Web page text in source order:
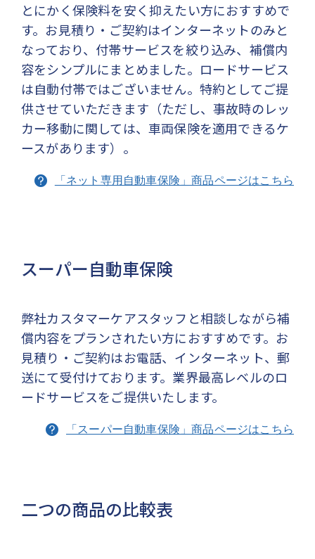
とにかく保険料を安く抑えたい方におすすめで
す。お見積り・ご契約はインターネットのみと
なっており、付帯サービスを絞り込み、補償内
容をシンプルにまとめました。ロードサービス
は自動付帯ではございません。特約としてご提
供させていただきます（ただし、事故時のレッ
カー移動に関しては、車両保険を適用できるケ
ースがあります）。
「ネット専用自動車保険」商品ページはこちら
スーパー自動車保険
弊社カスタマーケアスタッフと相談しながら補
償内容をプランされたい方におすすめです。お
見積り・ご契約はお電話、インターネット、郵
送にて受付けております。業界最高レベルのロ
ードサービスをご提供いたします。
「スーパー自動車保険」商品ページはこちら
二つの商品の比較表